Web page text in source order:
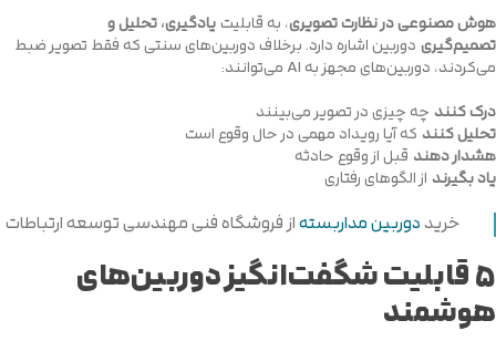
هوش مصنوعی در نظارت تصویری، به قابلیتیادگیری، تحلیل و
تصمیم‌گیری دوربین اشاره دارد. برخلاف دوربین‌های سنتی که فقط تصویر ضبط
می‌کردند، دوربین‌های مجهز به AI می‌توانند:
درک کنند چه چیزی در تصویر می‌بینند
تحلیل کنند که آیا رویداد مهمی در حال وقوع است
هشدار دهند قبل از وقوع حادثه
یاد بگیرند از الگوهای رفتاری
خریددوربین مداربستهاز فروشگاه فنی مهندسی توسعه ارتباطات
۵قابلیت شگفت‌انگیز دوربین‌های
هوشمند